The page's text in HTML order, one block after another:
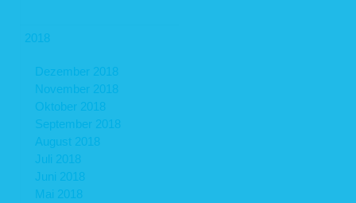
2018
Dezember 2018
November 2018
Oktober 2018
September 2018
August 2018
Juli 2018
Juni 2018
Mai 2018